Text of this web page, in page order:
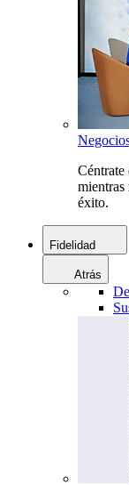
Céntrate
mientras
éxito.
Fidelidad
Atrás